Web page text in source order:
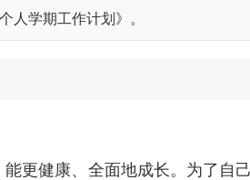
人学期工作计划》。
更健康、全面地成长。为了自己